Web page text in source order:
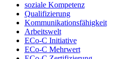
soziale Kompetenz
Qualifizierung
Kommunikationsfähigkeit
Arbeitswelt
ECo-C Initiative
ECo-C Mehrwert